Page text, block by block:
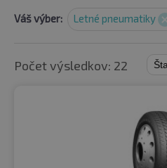
Váš výber: Letné pneumatiky
Počet výsledkov: 22